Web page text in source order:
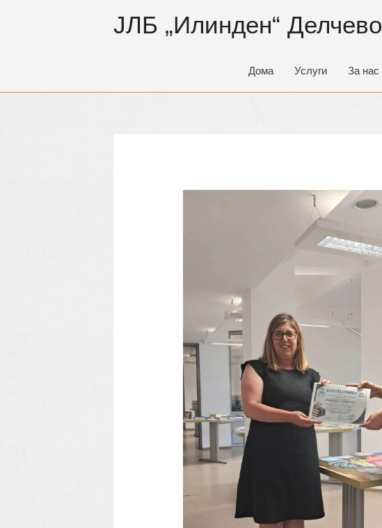
ЈЛБ „Илинден“ Делчево
Дома Услуги За нас